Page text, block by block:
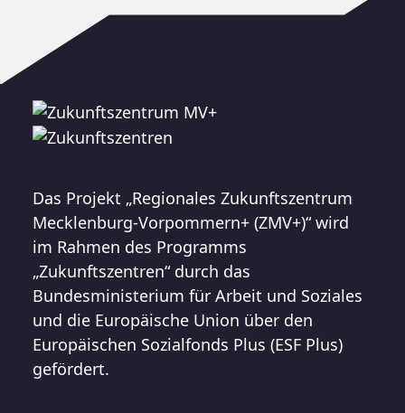
Das Projekt „Regionales Zukunftszentrum
Mecklenburg-Vorpommern+ (ZMV+)“ wird
im Rahmen des Programms
„Zukunftszentren“ durch das
Bundesministerium für Arbeit und Soziales
und die Europäische Union über den
Europäischen Sozialfonds Plus (ESF Plus)
gefördert.